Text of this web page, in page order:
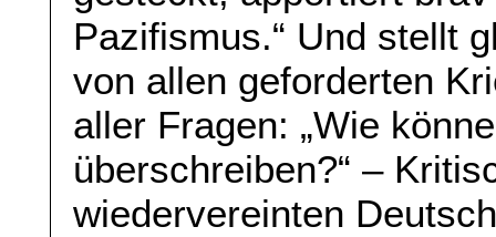
Pazifismus.“ Und stellt
von allen geforderten
aller Fragen: „Wie
überschreiben?“ –
wiedervereinten